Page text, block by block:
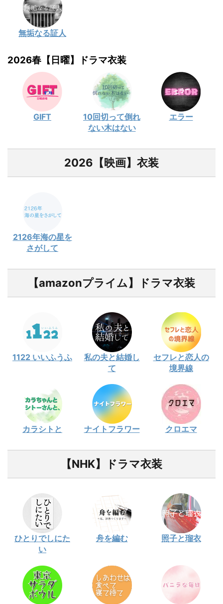
無垢なる証人
2026春【日曜】ドラマ衣装
GIFT
10回切って倒れ
ない木はない
エラー
2026【映画】衣装
2126年海の星を
さがして
【amazonプライム】ドラマ衣装
1122 いいふうふ
私の夫と結婚し
て
セフレと恋人の
境界線
カラシトと ナイトフラワー クロエマ
【NHK】ドラマ衣装
ひとりでしにた
い
舟を編む 照子と瑠衣